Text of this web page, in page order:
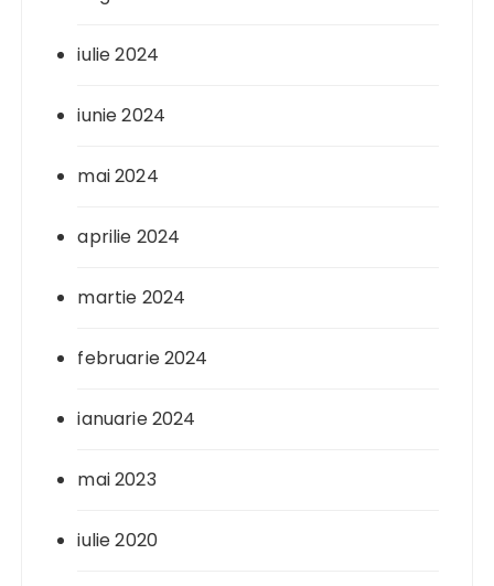
iulie 2024
iunie 2024
mai 2024
aprilie 2024
martie 2024
februarie 2024
ianuarie 2024
mai 2023
iulie 2020